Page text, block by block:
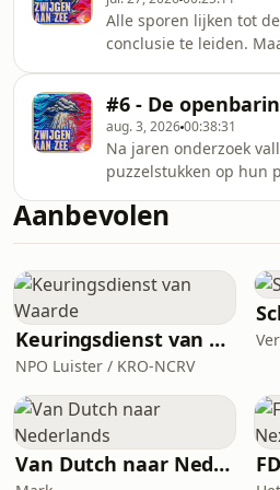
waarvoor geen
Deze podcast is
journalistiek
archiefbronnen en
documenten. De
gedramatiseerde
gebeurtenissen
letterlijke verslagen
Alle sporen lijken tot
conclusie te leiden.
horen hoe diep de
gebeurtenissen uit
reiken. -- Deze podcast is gebaseerd
op journalistiek
archiefbronnen en
documenten. De
gedramatiseerde
gebeurtenissen
#6 - De
aug. 3, 202600:38:31
Na jaren onderzoek
puzzelstukken op hun
de Gekkenlogger, en
daar zo lang over
onderzoek,
historische
scènes zijn
waarvoor geen
bestaan.
Aanbevolen
Keuringsdienst van Waarde
NPO Luister / KRO-NCRV
Van Dutch naar Nederlands